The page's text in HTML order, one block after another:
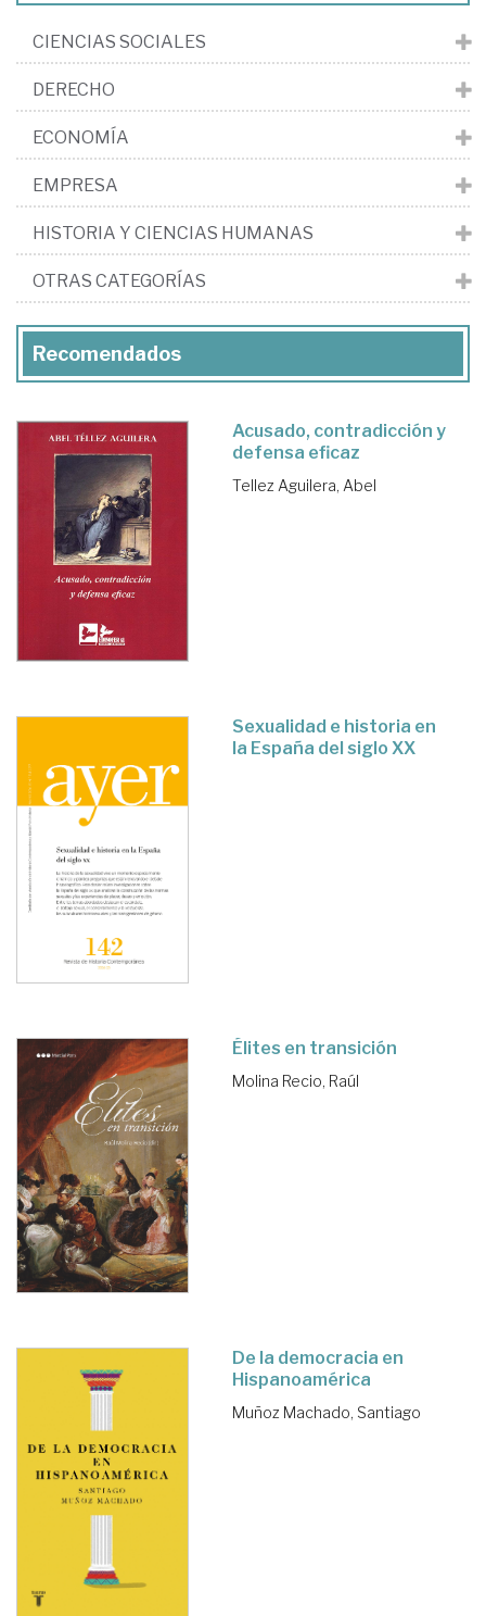
CIENCIAS SOCIALES
DERECHO
ECONOMÍA
EMPRESA
HISTORIA Y CIENCIAS HUMANAS
OTRAS CATEGORÍAS
Recomendados
Acusado, contradicción y
defensa eficaz
Tellez Aguilera, Abel
Sexualidad e historia en
la España del siglo XX
Élites en transición
Molina Recio, Raúl
De la democracia en
Hispanoamérica
Muñoz Machado, Santiago